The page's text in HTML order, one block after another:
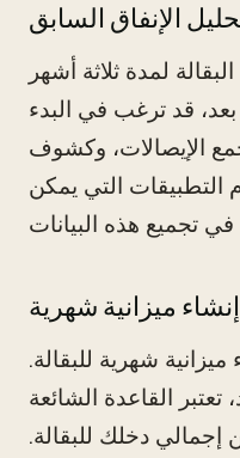
لمدة ثلاثة أشهر
بعد، قد ترغب في البدء
الإيصالات، وكشوف
التطبيقات التي يمكن
شهرية للبقالة.
تعتبر القاعدة الشائعة
10-15% من إجمالي دخلك للبقالة.